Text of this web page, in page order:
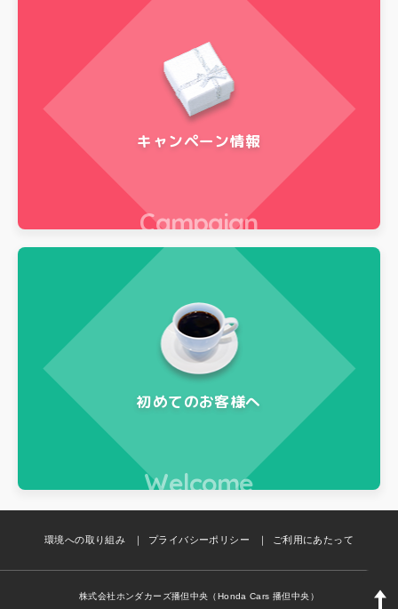
キャンペーン情報
Campaign
初めてのお客様へ
Welcome
環境への取り組み プライバシーポリシー ご利用にあたって
株式会社ホンダカーズ播但中央（Honda Cars 播但中央）